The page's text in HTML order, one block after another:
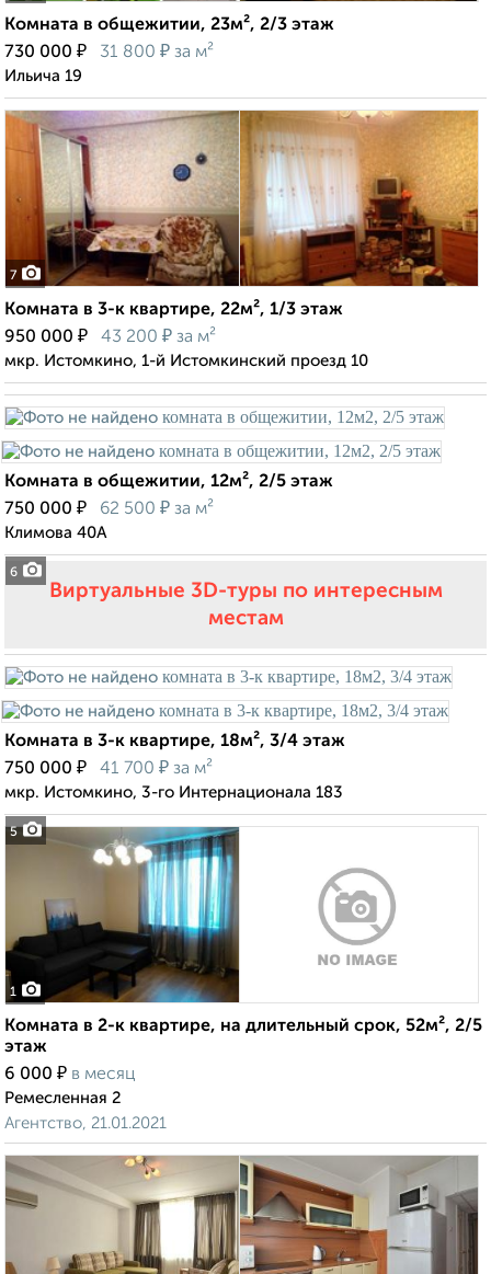
Комната в общежитии, 23м², 2/3 этаж
730 000 ₽ 31 800 ₽ за м²
Ильича 19
7
Комната в 3-к квартире, 22м², 1/3 этаж
950 000 ₽ 43 200 ₽ за м²
мкр. Истомкино, 1-й Истомкинский проезд 10
6
Комната в общежитии, 12м², 2/5 этаж
750 000 ₽ 62 500 ₽ за м²
Климова 40А
Виртуальные 3D-туры по интересным
местам
5
Комната в 3-к квартире, 18м², 3/4 этаж
750 000 ₽ 41 700 ₽ за м²
мкр. Истомкино, 3-го Интернационала 183
1
Комната в 2-к квартире, на длительный срок, 52м², 2/5
этаж
6 000 ₽ в месяц
Ремесленная 2
Агентство, 21.01.2021